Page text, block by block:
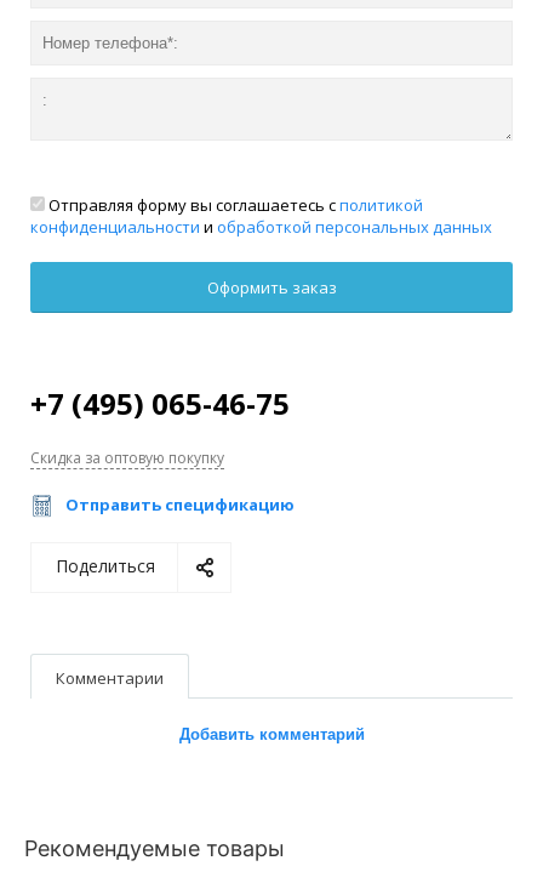
Отправляя форму вы соглашаетесь сполитикой
конфиденциальности и обработкой персональных данных
+7 (495) 065-46-75
Скидка за оптовую покупку
Отправить спецификацию
Поделиться
Комментарии
Добавить комментарий
Рекомендуемые товары